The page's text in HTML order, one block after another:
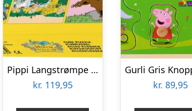
Pippi Langstrømpe – Puslespil Klodser – 12 Klodser
kr. 119,95
kr. 89,95